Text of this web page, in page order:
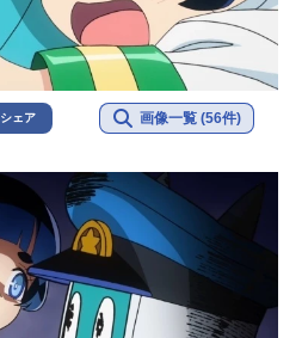
シェア 画像一覧 (56件)